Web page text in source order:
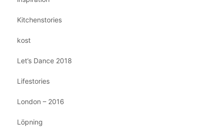
Kitchenstories
kost
Let’s Dance 2018
Lifestories
London – 2016
Löpning